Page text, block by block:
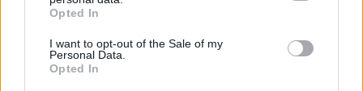
Opted In
I want to opt-out of the Sale of my
Personal Data.
Opted In